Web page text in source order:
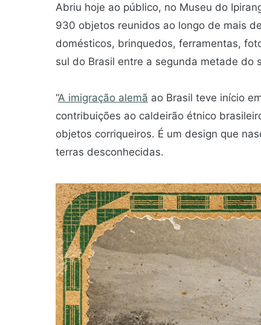
Abriu hoje ao público, no Museu do
930 objetos reunidos ao longo de mais
domésticos, brinquedos, ferramentas,
sul do Brasil entre a segunda metade do
“A imigração alemã ao Brasil teve início
contribuições ao caldeirão étnico
objetos corriqueiros. É um design que
terras desconhecidas.